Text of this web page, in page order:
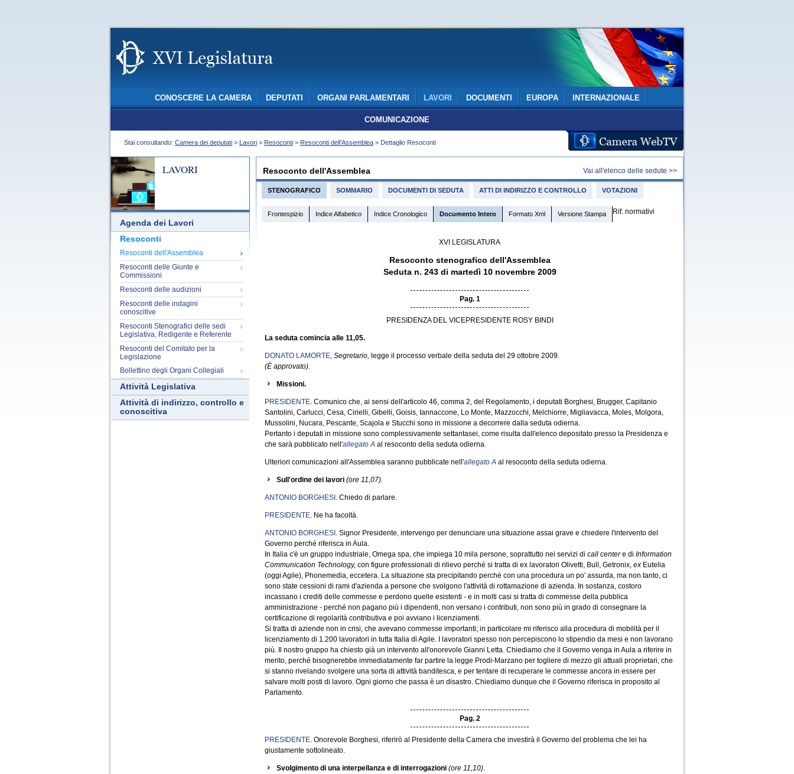
CONOSCERE LA CAMERA DEPUTATI ORGANI PARLAMENTARI LAVORI DOCUMENTI EUROPA INTERNAZIONALE
COMUNICAZIONE
Stai consultando: Camera dei deputati > Lavori > Resoconti > Resoconti dell'Assemblea > Dettaglio Resoconti
LAVORI
Agenda dei Lavori
Resoconti
Resoconti dell'Assemblea
Resoconti delle Giunte e
Commissioni
Resoconti delle audizioni
Resoconti delle indagini
conoscitive
Resoconti Stenografici delle sedi
Legislativa, Redigente e Referente
Resoconti del Comitato per la
Legislazione
Bollettino degli Organi Collegiali
Attività Legislativa
Attività di indirizzo, controllo e
conoscitiva
Resoconto dell'Assemblea Vai all'elenco delle sedute >>
STENOGRAFICO SOMMARIO DOCUMENTI DI SEDUTA ATTI DI INDIRIZZO E CONTROLLO VOTAZIONI
Frontespizio Indice Alfabetico Indice Cronologico Documento Intero Formato Xml Versione Stampa Rif. normativi
XVI LEGISLATURA
Resoconto stenografico dell'Assemblea
Seduta n. 243 di martedì 10 novembre 2009
Pag. 1
PRESIDENZA DEL VICEPRESIDENTE ROSY BINDI
La seduta comincia alle 11,05.
DONATO LAMORTE, Segretario, legge il processo verbale della seduta del 29 ottobre 2009.
(È approvato).
Missioni.
PRESIDENTE. Comunico che, ai sensi dell'articolo 46, comma 2, del Regolamento, i deputati Borghesi, Brugger, Capitanio
Santolini, Carlucci, Cesa, Cirielli, Gibelli, Goisis, Iannaccone, Lo Monte, Mazzocchi, Melchiorre, Migliavacca, Moles, Molgora,
Mussolini, Nucara, Pescante, Scajola e Stucchi sono in missione a decorrere dalla seduta odierna.
Pertanto i deputati in missione sono complessivamente settantasei, come risulta dall'elenco depositato presso la Presidenza e
che sarà pubblicato nell'allegato A al resoconto della seduta odierna.
Ulteriori comunicazioni all'Assemblea saranno pubblicate nell'allegato A al resoconto della seduta odierna.
Sull'ordine dei lavori (ore 11,07).
ANTONIO BORGHESI . Chiedo di parlare.
PRESIDENTE. Ne ha facoltà.
ANTONIO BORGHESI . Signor Presidente, intervengo per denunciare una situazione assai grave e chiedere l'intervento del
Governo perché riferisca in Aula.
In Italia c'è un gruppo industriale, Omega spa, che impiega 10 mila persone, soprattutto nei servizi di call centere di Information
Communication Technology, con figure professionali di rilievo perché si tratta di ex lavoratori Olivetti, Bull, Getronix, ex Eutelia
(oggi Agile), Phonemedia, eccetera. La situazione sta precipitando perché con una procedura un po' assurda, ma non tanto, ci
sono state cessioni di rami d'azienda a persone che svolgono l'attività di rottamazione di azienda. In sostanza, costoro
incassano i crediti delle commesse e perdono quelle esistenti - e in molti casi si tratta di commesse della pubblica
amministrazione - perché non pagano più i dipendenti, non versano i contributi, non sono più in grado di consegnare la
certificazione di regolarità contributiva e poi avviano i licenziamenti.
Si tratta di aziende non in crisi, che avevano commesse importanti; in particolare mi riferisco alla procedura di mobilità per il
licenziamento di 1.200 lavoratori in tutta Italia di Agile. I lavoratori spesso non percepiscono lo stipendio da mesi e non lavorano
più. Il nostro gruppo ha chiesto già un intervento all'onorevole Gianni Letta. Chiediamo che il Governo venga in Aula a riferire in
merito, perché bisognerebbe immediatamente far partire la legge Prodi-Marzano per togliere di mezzo gli attuali proprietari, che
si stanno rivelando svolgere una sorta di attività banditesca, e per tentare di recuperare le commesse ancora in essere per
salvare molti posti di lavoro. Ogni giorno che passa è un disastro. Chiediamo dunque che il Governo riferisca in proposito al
Parlamento.
Pag. 2
PRESIDENTE. Onorevole Borghesi, riferirò al Presidente della Camera che investirà il Governo del problema che lei ha
giustamente sottolineato.
Svolgimento di una interpellanza e di interrogazioni (ore 11,10).